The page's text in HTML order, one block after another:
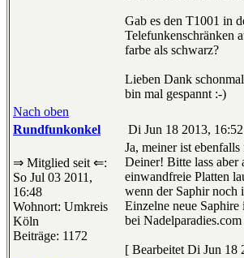
Gab es den T1001 in
Telefunkenschränken
farbe als schwarz?
Lieben Dank
bin mal gespannt :-)
Nach oben
Rundfunkonkel
Di Jun 18 2013, 16:52
⇒ Mitglied seit ⇐:
So Jul 03 2011,
16:48
Wohnort: Umkreis
Köln
Beiträge: 1172
Ja, meiner ist
Deiner! Bitte lass
einwandfreie Platten
wenn der Saphir noch
Einzelne neue
bei Nadelparadies.com
[ Bearbeitet Di Jun 18